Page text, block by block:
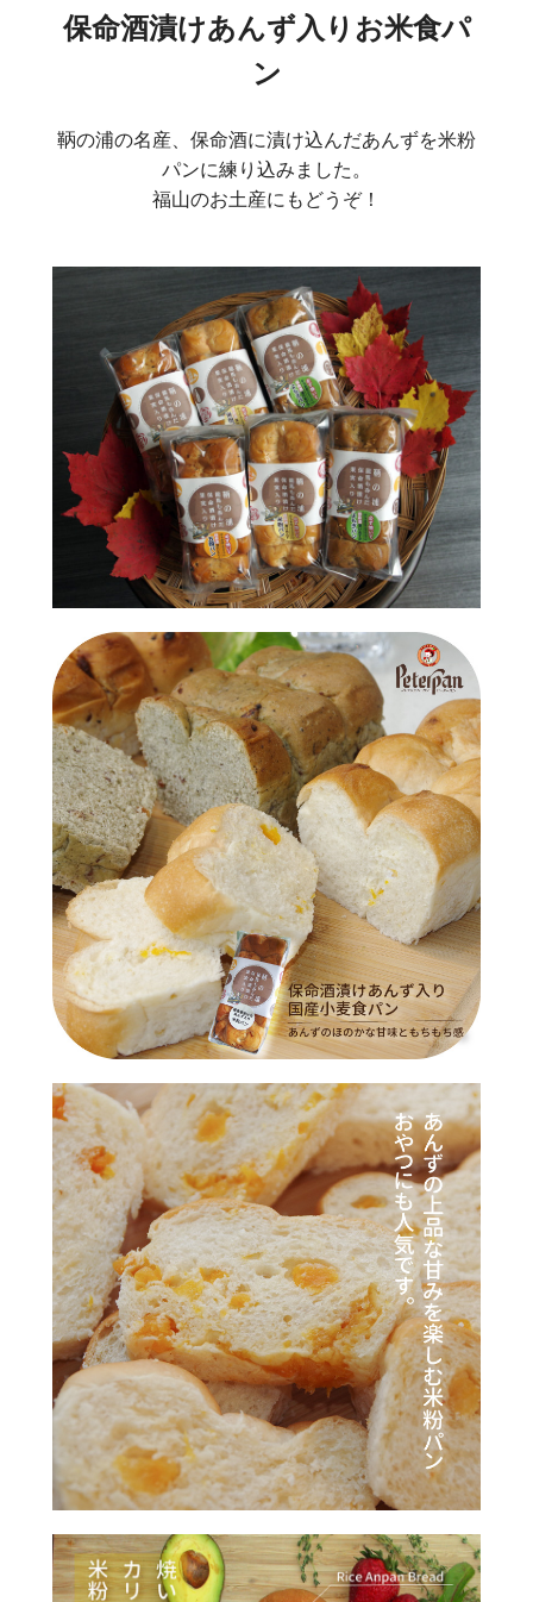
保命酒漬けあんず入りお米食パ
ン
鞆の浦の名産、保命酒に漬け込んだあんずを米粉
パンに練り込みました。
福山のお土産にもどうぞ！